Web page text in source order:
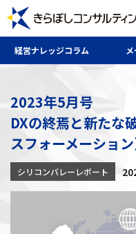
経営ナレッジコラム
2023年5月号
DXの終焉と新たな
スフォーメーショ
シリコンバレーレポート